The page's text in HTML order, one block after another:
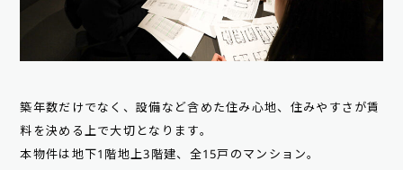
築年数だけでなく、設備など含めた住み心地、住みやすさが賃
料を決める上で大切となります。
本物件は地下1階地上3階建、全15戸のマンション。